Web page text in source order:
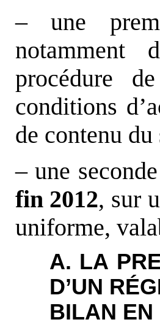
– une
notamment
procédure
conditions
de contenu
– une
fin 2012, sur
uniforme,
A. LA
D’UN
BILAN EN